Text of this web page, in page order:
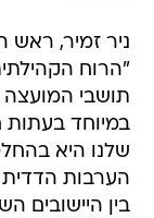
ניר זמיר, ראש
"הרוח
תושבי המועצה
במיוחד בעתות
שלנו היא
הערבות
בין היישובים